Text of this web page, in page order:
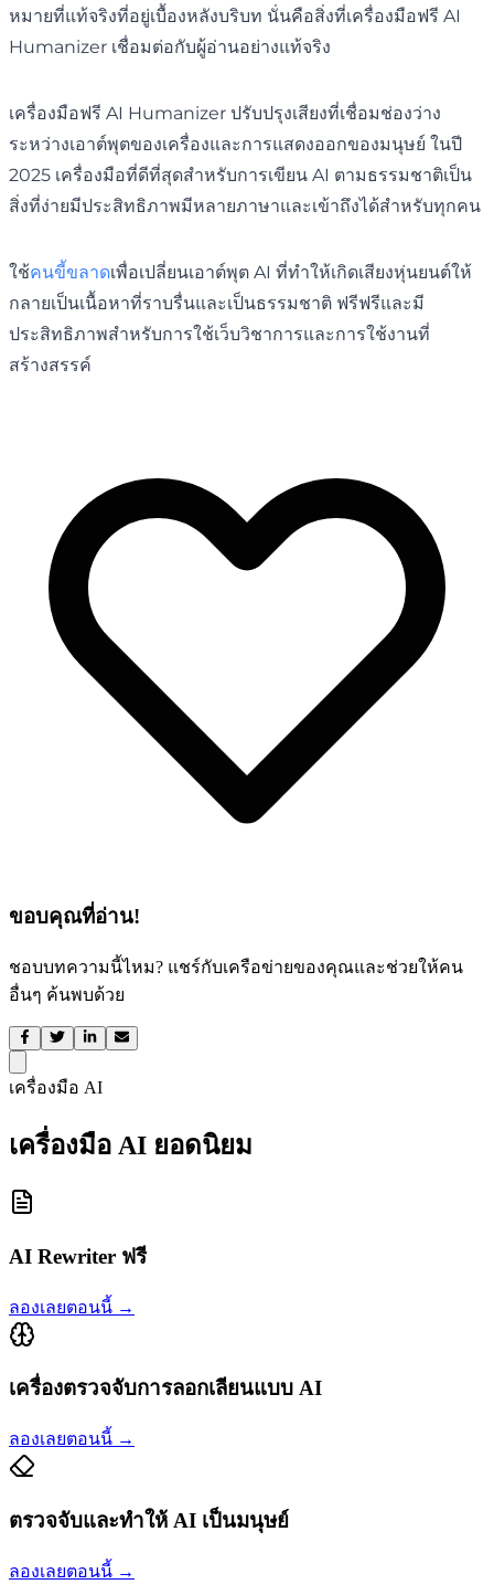
หมายที่แท้จริงที่อยู่เบื้องหลังบริบท นั่นคือสิ่งที่เครื่องมือฟรี AI
Humanizer เชื่อมต่อกับผู้อ่านอย่างแท้จริง
เครื่องมือฟรี AI Humanizer ปรับปรุงเสียงที่เชื่อมช่องว่าง
ระหว่างเอาต์พุตของเครื่องและการแสดงออกของมนุษย์ ในปี
2025 เครื่องมือที่ดีที่สุดสำหรับการเขียน AI ตามธรรมชาติเป็น
สิ่งที่ง่ายมีประสิทธิภาพมีหลายภาษาและเข้าถึงได้สำหรับทุกคน
ใช้คนขี้ขลาดเพื่อเปลี่ยนเอาต์พุต AI ที่ทำให้เกิดเสียงหุ่นยนต์ให้
กลายเป็นเนื้อหาที่ราบรื่นและเป็นธรรมชาติ ฟรีฟรีและมี
ประสิทธิภาพสำหรับการใช้เว็บวิชาการและการใช้งานที่
สร้างสรรค์
ขอบคุณที่อ่าน!
ชอบบทความนี้ไหม? แชร์กับเครือข่ายของคุณและช่วยให้คน
อื่นๆ ค้นพบด้วย
เครื่องมือ AI
เครื่องมือ AI ยอดนิยม
AI Rewriter ฟรี
ลองเลยตอนนี้ →
เครื่องตรวจจับการลอกเลียนแบบ AI
ลองเลยตอนนี้ →
ตรวจจับและทำให้ AI เป็นมนุษย์
ลองเลยตอนนี้ →